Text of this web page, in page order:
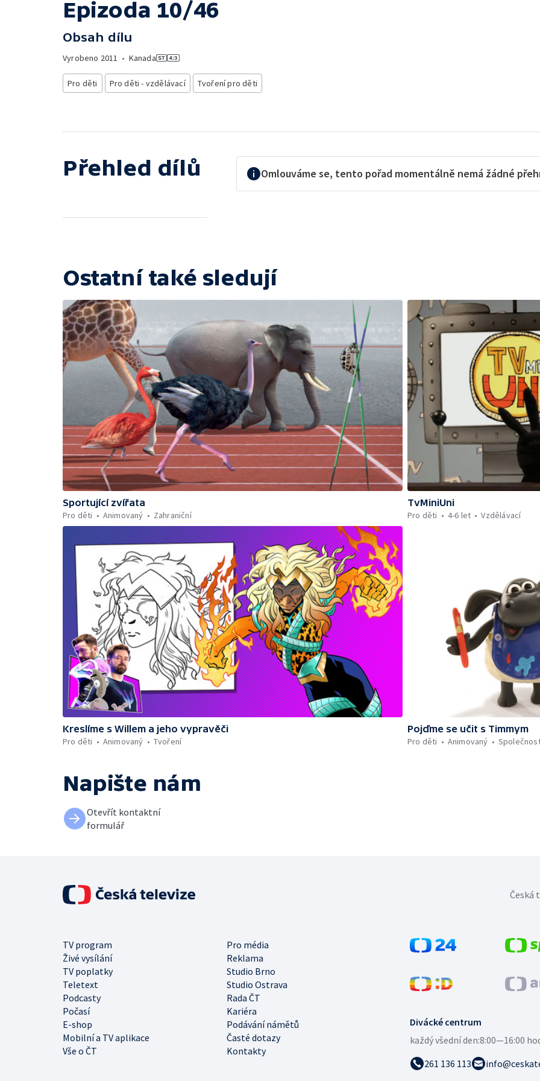
Epizoda 10/46
Obsah dílu
Vyrobeno 2011 • Kanada
Pro děti Pro děti - vzdělávací Tvoření pro děti
Přehled dílů Omlouváme se, tento pořad momentálně nemá žádné
Ostatní také sledují
Sportující zvířata
Pro děti
Animovaný Zahraniční
TvMiniUni
Pro děti
4-6 let Vzdělávací
Kreslíme s Willem a jeho vypravěči
Pro děti
Animovaný Tvoření
Pojďme se učit s Timmym
Pro děti
Animovaný
Napište nám
Otevřít kontaktní
formulář
Divácké centrum
každý všední den:8:00—16:00
261 136 113
TV program
Pro média
Živé vysílání
Reklama
TV poplatky
Studio Brno
Teletext
Studio Ostrava
Podcasty
Rada ČT
Počasí
Kariéra
E-shop
Podávání námětů
Mobilní a TV aplikace
Časté dotazy
Vše o ČT
Kontakty
Česká